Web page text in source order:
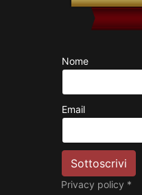
Nome
Email
Privacy policy *